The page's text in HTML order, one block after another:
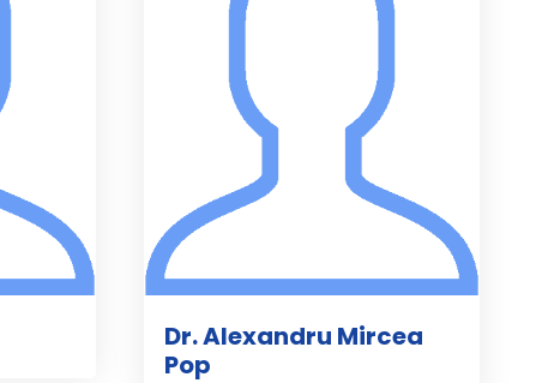
Dr. Alexandru Mircea
Pop